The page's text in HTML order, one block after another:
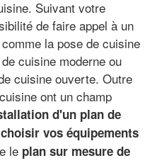
Suivant votre
de faire appel à un
la pose de cuisine
cuisine moderne ou
cuisine ouverte. Outre
ont un champ
d'un plan de
vos équipements
le plan sur mesure de